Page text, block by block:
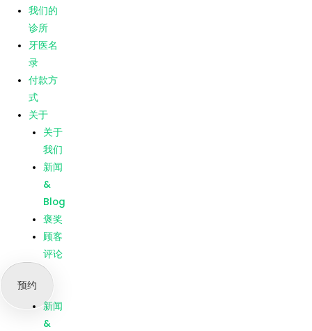
顾客
评论
主页
我们提
供的服
务
我们的
诊所
牙医名
付款方
式
关于
关于
我们
新闻
&
我们的
诊所
牙医名
录
付款方
式
关于
关于
我们
新闻
&
Blog
褒奖
顾客
评论
预约